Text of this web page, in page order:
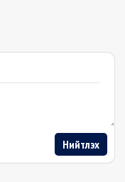
Нийтлэх